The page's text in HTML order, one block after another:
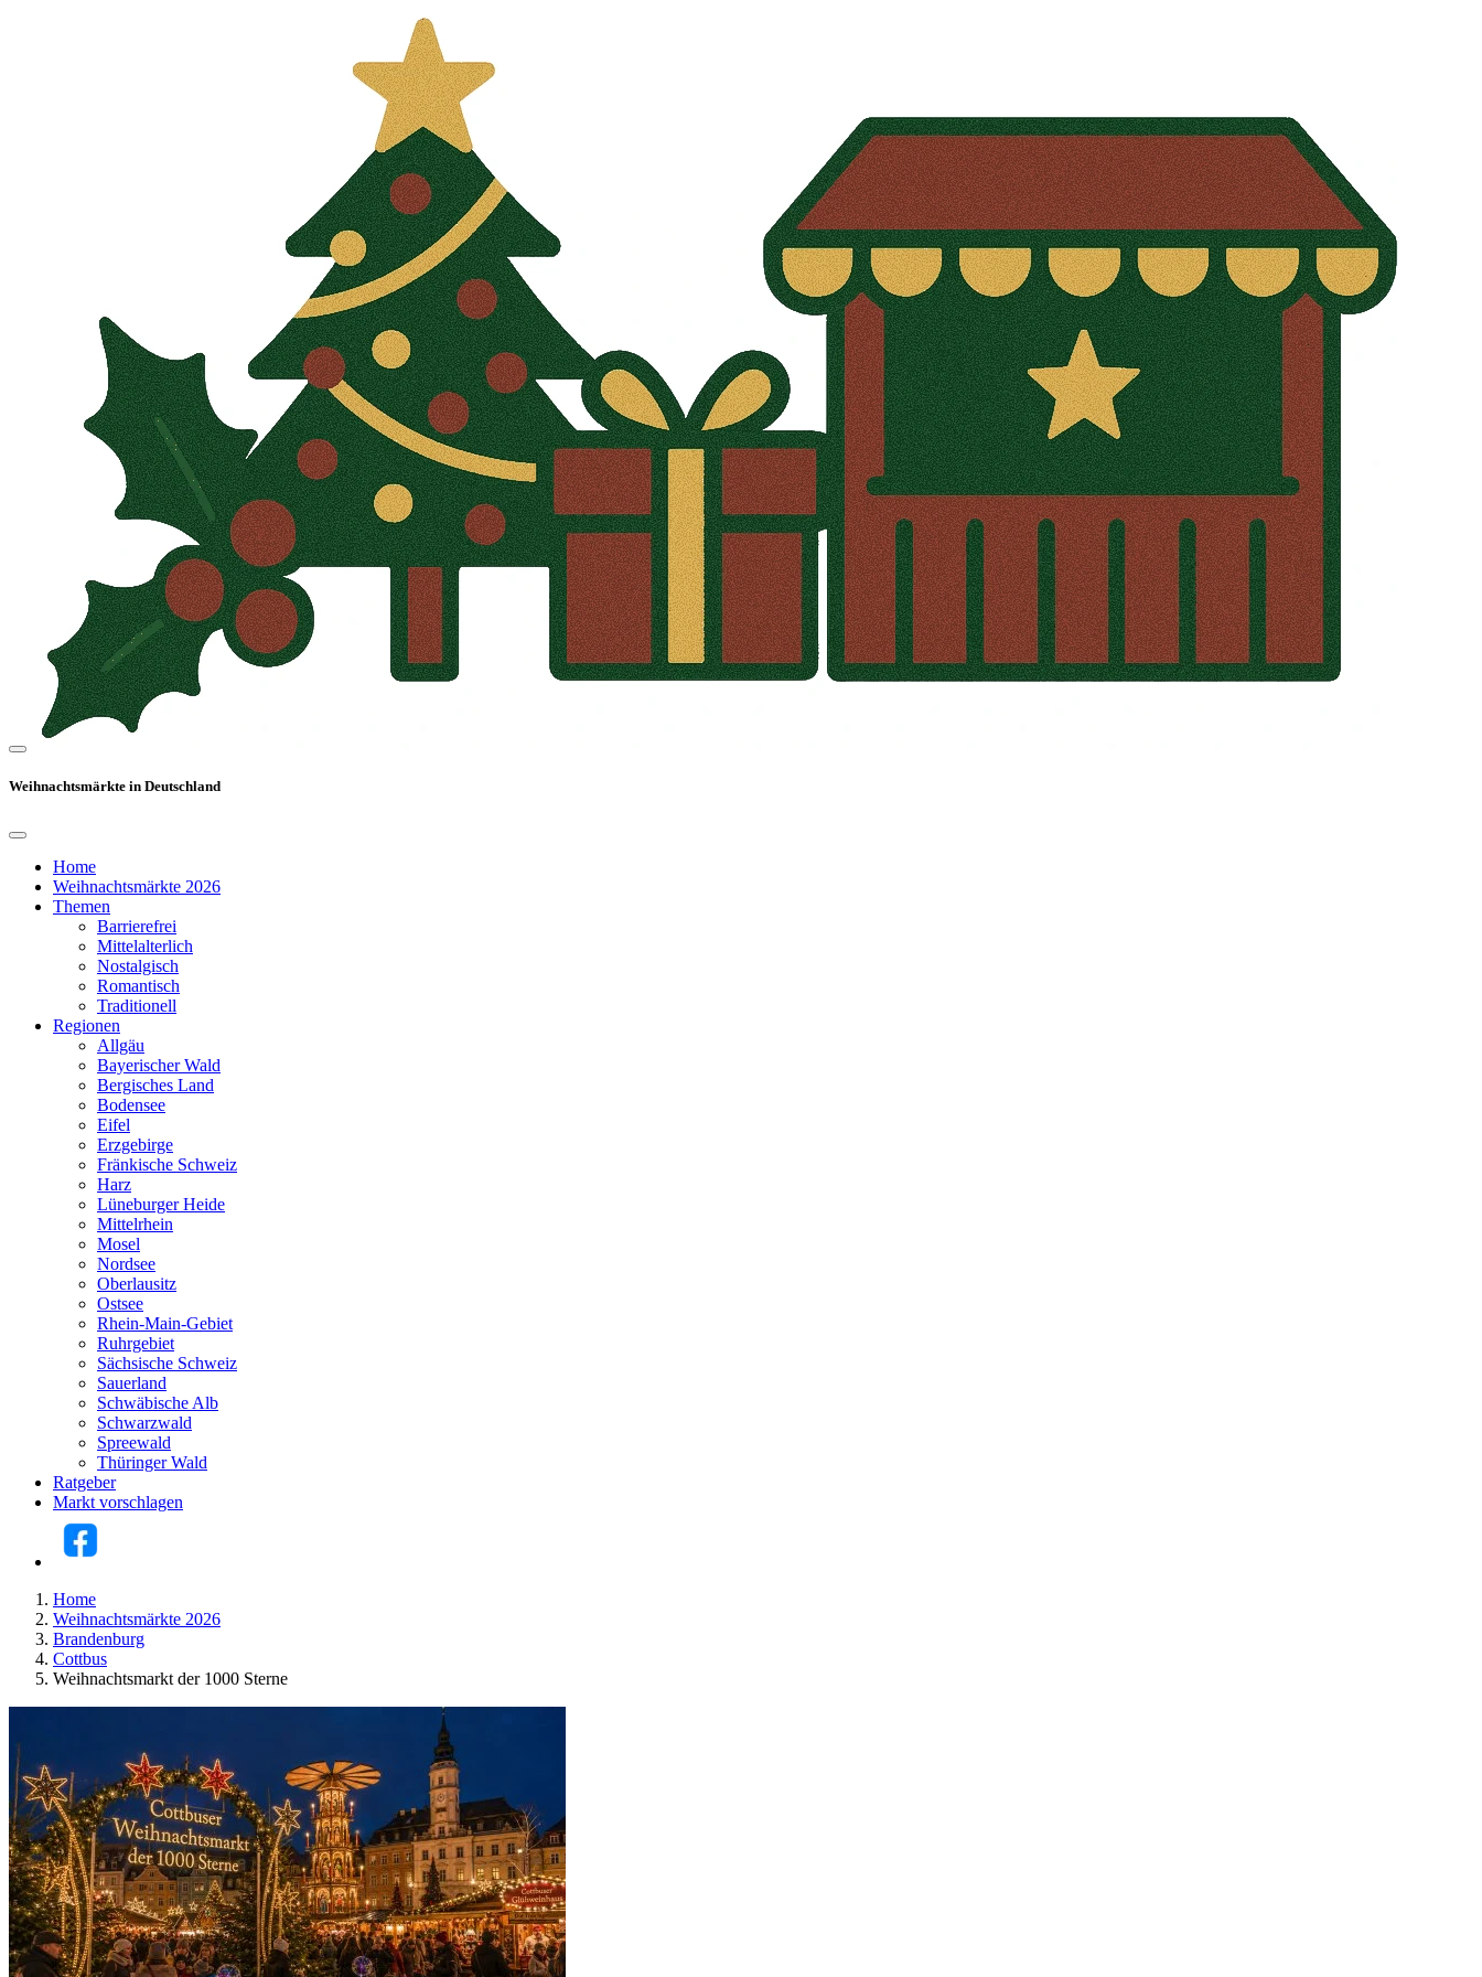
Weihnachtsmärkte in Deutschland
Home
Weihnachtsmärkte 2026
Themen
Barrierefrei
Mittelalterlich
Nostalgisch
Romantisch
Traditionell
Regionen
Allgäu
Bayerischer Wald
Bergisches Land
Bodensee
Eifel
Erzgebirge
Fränkische Schweiz
Harz
Lüneburger Heide
Mittelrhein
Mosel
Nordsee
Oberlausitz
Ostsee
Rhein-Main-Gebiet
Ruhrgebiet
Sächsische Schweiz
Sauerland
Schwäbische Alb
Schwarzwald
Spreewald
Thüringer Wald
Ratgeber
Markt vorschlagen
Home
Weihnachtsmärkte 2026
Brandenburg
Cottbus
Weihnachtsmarkt der 1000 Sterne